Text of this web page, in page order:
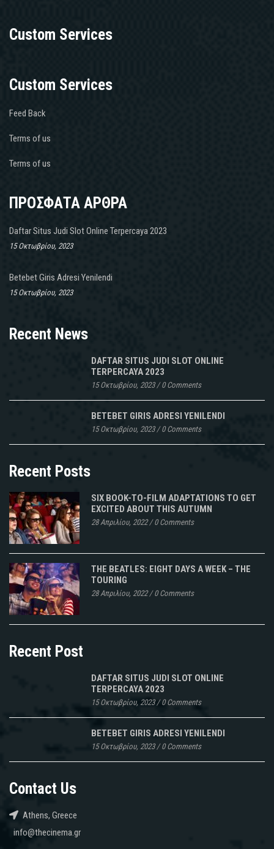
Custom Services
Custom Services
Feed Back
Terms of us
Terms of us
ΠΡΟΣΦΑΤΑ ΑΡΘΡΑ
Daftar Situs Judi Slot Online Terpercaya 2023
15 Οκτωβρίου, 2023
Betebet Giris Adresi Yenilendi
15 Οκτωβρίου, 2023
Recent News
DAFTAR SITUS JUDI SLOT ONLINE
TERPERCAYA 2023
15 Οκτωβρίου, 2023/0 Comments
BETEBET GIRIS ADRESI YENILENDI
15 Οκτωβρίου, 2023/0 Comments
Recent Posts
SIX BOOK-TO-FILM ADAPTATIONS TO GET
EXCITED ABOUT THIS AUTUMN
28 Απριλίου, 2022/0 Comments
THE BEATLES: EIGHT DAYS A WEEK – THE
TOURING
28 Απριλίου, 2022/0 Comments
Recent Post
DAFTAR SITUS JUDI SLOT ONLINE
TERPERCAYA 2023
15 Οκτωβρίου, 2023/0 Comments
BETEBET GIRIS ADRESI YENILENDI
15 Οκτωβρίου, 2023/0 Comments
Contact Us
Athens, Greece
info@thecinema.gr